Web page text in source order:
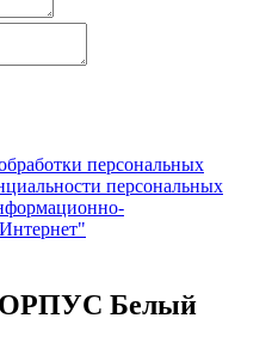
персональных
персональных
Белый